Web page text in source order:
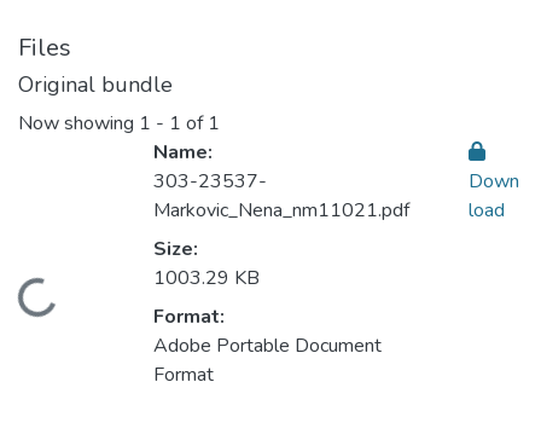
Files
Original bundle
Now showing 1 - 1 of 1
Loading...
Name:
303-23537-
Markovic_Nena_nm11021.pdf
Size:
1003.29 KB
Format:
Adobe Portable Document
Format
Down
load